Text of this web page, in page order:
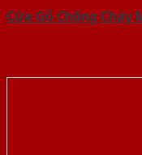
Cửa Gỗ Chống Cháy